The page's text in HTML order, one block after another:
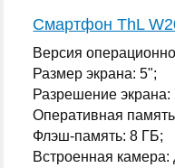
Смартфон ThL
Версия
Размер экрана: 5";
Разрешение экрана:
Оперативная
Флэш-память: 8 ГБ;
Встроенная камера: